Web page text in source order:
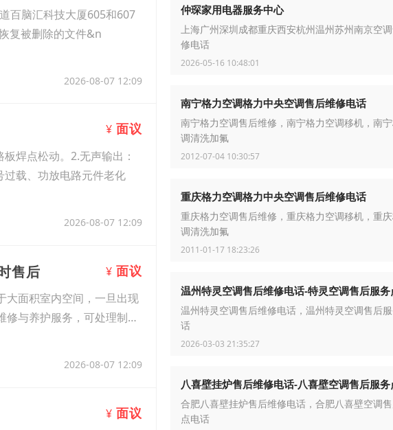
百脑汇科技大厦605和607
复被删除的文件&n
2026-08-07 12:09
¥ 面议
焊点松动。2.无声输出：
载、功放电路元件老化
2026-08-07 12:09
售后 ¥ 面议
大面积室内空间，一旦出现
与养护服务，可处理制冷
2026-08-07 12:09
¥ 面议
仲琛家用电器服务中心
上海广州深圳成都重庆西安杭州温州苏州南京空
修电话
2026-05-16 10:48:01
南宁格力空调格力中央空调售后维修电话
南宁格力空调售后维修，南宁格力空调移机，南
调清洗加氟
2012-07-04 10:30:57
重庆格力空调格力中央空调售后维修电话
重庆格力空调售后维修，重庆格力空调移机，重
调清洗加氟
2011-01-17 18:23:26
温州特灵空调售后维修电话-特灵空调售后服
温州特灵空调售后维修电话，温州特灵空调售后
话
2026-03-03 21:35:27
八喜壁挂炉售后维修电话-八喜壁空调售后服
合肥八喜壁挂炉售后维修电话，合肥八喜壁空调
点电话